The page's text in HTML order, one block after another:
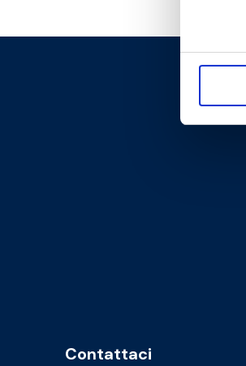
Contattaci